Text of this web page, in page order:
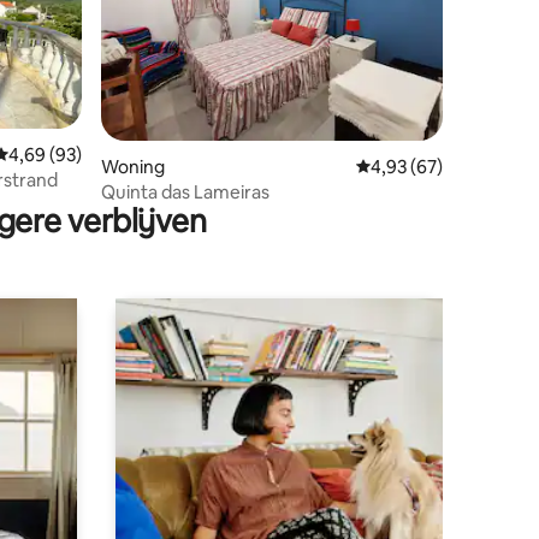
beoordeling van 4,69 op 5, 93 recensies
4,69 (93)
Woning Gemiddelde
4,93 (67)
Quinta das Lameiras
verblijven